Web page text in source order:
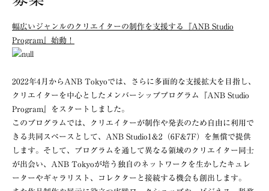
ANB Tokyo
ANB Tokyo
幅広いジャンルのクリエイターの制作を支援する『ANB Studio
Program』始動！
2022年4月からANB Tokyoでは、さらに多面的な支援拡大を目指し、
クリエイターを中心としたメンバーシッププログラム『ANB Studio
Program』をスタートしました。
このプログラムでは、クリエイターが制作や発表のため自由に利用で
きる共同スペースとして、ANB Studio1&2（6F&7F）を無償で提供
します。そして、プログラムを通して異なる領域のクリエイター同士
が出会い、ANB Tokyoが培う独自のネットワークを生かしたキュレ
ーターやギャラリスト、コレクターと接続する機会も創出します。